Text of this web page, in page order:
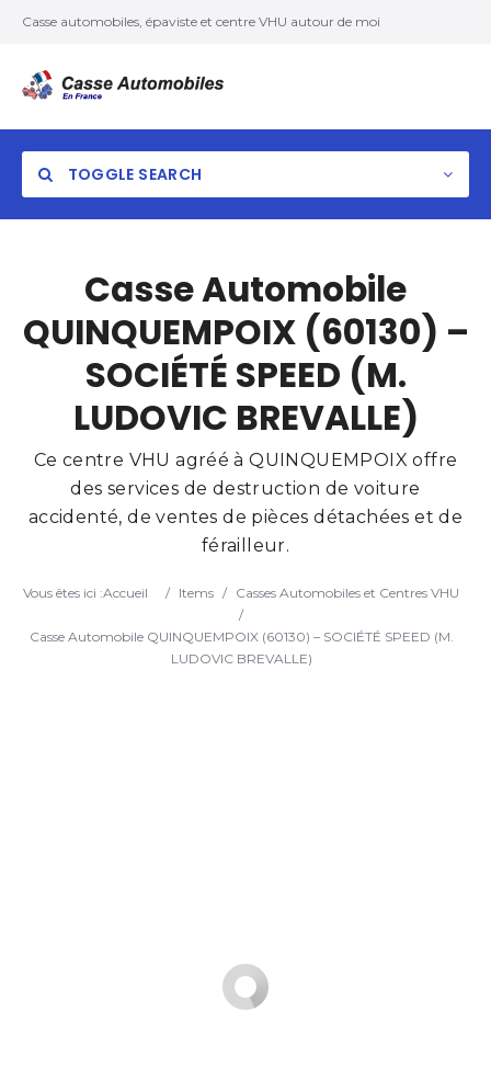
Casse automobiles, épaviste et centre VHU autour de moi
TOGGLE SEARCH
Search
Casse Automobile
QUINQUEMPOIX (60130) –
SOCIÉTÉ SPEED (M.
LUDOVIC BREVALLE)
Ce centre VHU agréé à QUINQUEMPOIX offre
des services de destruction de voiture
accidenté, de ventes de pièces détachées et de
férailleur.
Vous êtes ici :Accueil / Items / Casses Automobiles et Centres VHU
/
Casse Automobile QUINQUEMPOIX (60130) – SOCIÉTÉ SPEED (M.
LUDOVIC BREVALLE)